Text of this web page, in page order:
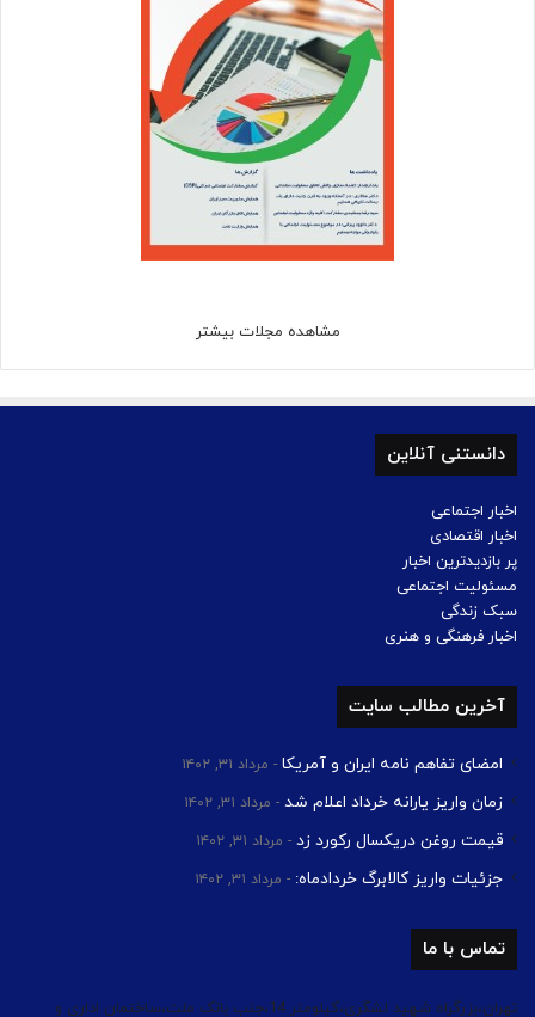
مشاهده مجلات بیشتر
دانستنی آنلاین
اخبار اجتماعی
اخبار اقتصادی
پر بازدیدترین اخبار
مسئولیت اجتماعی
سبک زندگی
اخبار فرهنگی و هنری
آخرین مطالب سایت
امضای تفاهم نامه ایران و آمریکا مرداد ۳۱, ۱۴۰۲
زمان واریز یارانه خرداد اعلام شد مرداد ۳۱, ۱۴۰۲
قیمت روغن دریکسال رکورد زد مرداد ۳۱, ۱۴۰۲
جزئیات واریز کالابرگ خردادماه: مرداد ۳۱, ۱۴۰۲
تماس با ما
تهران،بزرگراه شهید لشگری،کیلومتر 14،جنب بانک ملت،ساختمان اداری و